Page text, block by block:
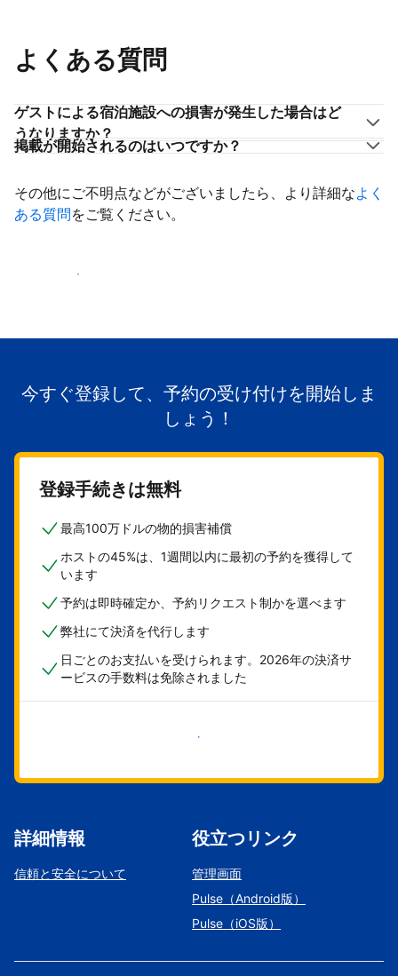
よくある質問
ゲストによる宿泊施設への損害が発生した場合はど
うなりますか？
掲載が開始されるのはいつですか？
その他にご不明点などがございましたら、より詳細なよく
ある質問をご覧ください。
掲載を開始する
今すぐ登録して、予約の受け付けを開始しま
しょう！
登録手続きは無料
最高100万ドルの物的損害補償
ホストの45%は、1週間以内に最初の予約を獲得して
います
予約は即時確定か、予約リクエスト制かを選べます
弊社にて決済を代行します
日ごとのお支払いを受けられます。2026年の決済サ
ービスの手数料は免除されました
今すぐ始める
詳細情報
信頼と安全について
役立つリンク
管理画面
Pulse（Android版）
Pulse（iOS版）